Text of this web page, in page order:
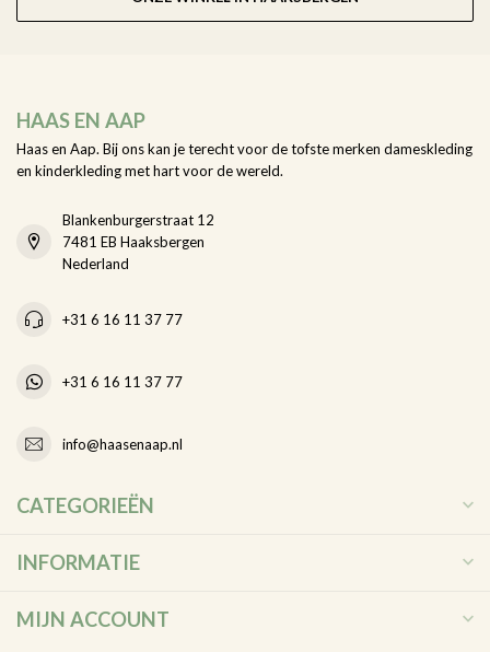
HAAS EN AAP
Haas en Aap. Bij ons kan je terecht voor de tofste merken dameskleding
en kinderkleding met hart voor de wereld.
Blankenburgerstraat 12
7481 EB Haaksbergen
Nederland
+31 6 16 11 37 77
+31 6 16 11 37 77
info@haasenaap.nl
CATEGORIEËN
INFORMATIE
MIJN ACCOUNT